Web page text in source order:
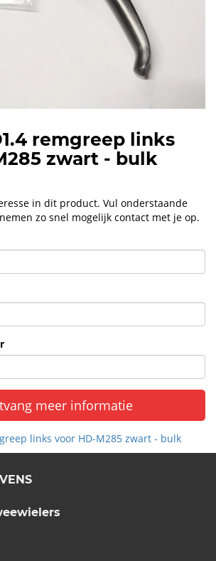
remgreep links
zwart - bulk
in dit product. Vul onderstaande
zo snel mogelijk contact met je op.
meer informatie
links voor HD-M285 zwart - bulk